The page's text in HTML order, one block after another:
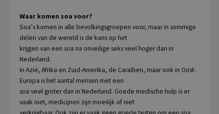
Waar komen soa voor?
Soa’s komen in alle bevolkingsgroepen voor, maar in sommige
delen van de wereld is de kans op het
krijgen van een soa na onveilige seks veel hoger dan in
Nederland.
In Azië, Afrika en Zuid-Amerika, de Caraïben, maar ook in Oost-
Europa is het aantal mensen met een
soa veel groter dan in Nederland. Goede medische hulp is er
vaak niet, medicijnen zijn moeilijk of niet